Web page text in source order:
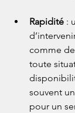
Rapidité :
comme
toute
souvent
pour un